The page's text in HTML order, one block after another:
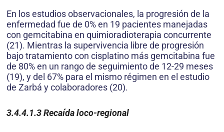
En los estudios observacionales, la progresión de la
enfermedad fue de 0% en 19 pacientes manejadas
con gemcitabina en quimioradioterapia concurrente
(21). Mientras la supervivencia libre de progresión
bajo tratamiento con cisplatino más gemcitabina fue
de 80% en un rango de seguimiento de 12-29 meses
(19), y del 67% para el mismo régimen en el estudio
de Zarbá y colaboradores (20).
3.4.4.1.3Recaída loco-regional